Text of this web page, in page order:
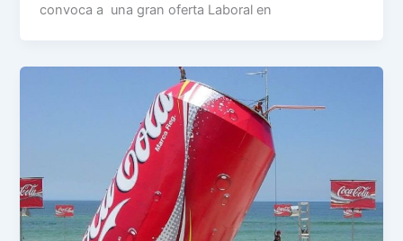
convoca a una gran oferta Laboral en